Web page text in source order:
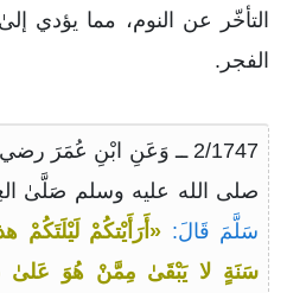
التأخّر عن النوم، مما يؤدي
الفجر.
2/1747 ــ وَعَنِ ابْنِ عُمَرَ
صلى الله عليه وسلم صَلَّىٰ
سَلَّمَ قَالَ: «أَرَأَيْتكُمْ
سَنَةٍ لا يَبْقَىٰ مِمَّنْ هُوَ عَلىٰ